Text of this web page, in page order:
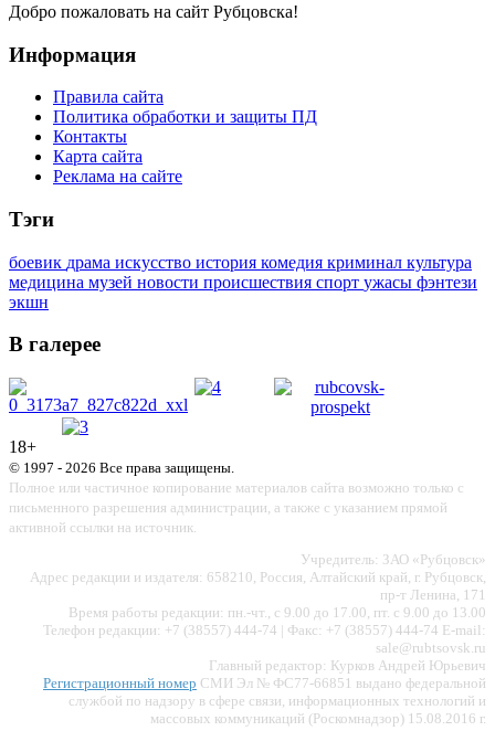
Добро пожаловать на сайт Рубцовска!
Информация
Правила сайта
Политика обработки и защиты ПД
Контакты
Карта сайта
Реклама на сайте
Тэги
боевик драма искусство история комедия криминал культура
медицина музей новости происшествия спорт ужасы фэнтези
экшн
В галерее
18+
© 1997 - 2026 Все права защищены.
Полное или частичное копирование материалов сайта возможно только с
письменного разрешения администрации, а также с указанием прямой
активной ссылки на источник.
Учредитель: ЗАО «Рубцовск»
Адрес редакции и издателя: 658210, Россия, Алтайский край, г. Рубцовск,
пр-т Ленина, 171
Время работы редакции: пн.-чт., с 9.00 до 17.00, пт. с 9.00 до 13.00
Телефон редакции: +7 (38557) 444-74 | Факс: +7 (38557) 444-74 E-mail:
sale@rubtsovsk.ru
Главный редактор: Курков Андрей Юрьевич
Регистрационный номер СМИ Эл № ФС77-66851 выдано федеральной
службой по надзору в сфере связи, информационных технологий и
массовых коммуникаций (Роскомнадзор) 15.08.2016 г.